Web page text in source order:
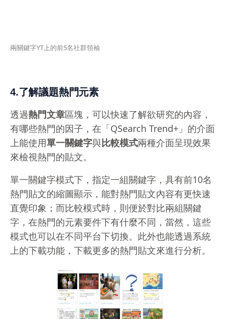
兩關鍵字YT上的前5名社群領袖
4.了解議題熱門元素
透過熱門文章區塊，可以快速了解欲研究的內容，
有哪些熱門的因子，在「QSearch Trend+」的介面
上能使用單一關鍵字與比較模式兩種介面呈現效果
來檢視熱門的貼文。
單一關鍵字模式下，指定一組關鍵字，具有前10名
熱門貼文的縮圖顯示，能對熱門貼文內容有更快速
直覺印象；而比較模式時，則便於對比兩組關鍵
字，在熱門的元素要件下有什麼不同，當然，這些
模式也可以在不同平台下切換。此外也能透過系統
上的下載功能，下載更多的熱門貼文來進行分析。